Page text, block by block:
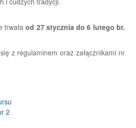
trwałaod 27 stycznia do 6 lutego br.
z regulaminem oraz załącznikami nr
2